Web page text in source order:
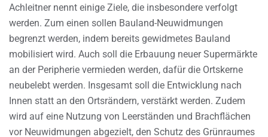
Achleitner nennt einige Ziele, die insbesondere verfolgt
werden. Zum einen sollen Bauland-Neuwidmungen
begrenzt werden, indem bereits gewidmetes Bauland
mobilisiert wird. Auch soll die Erbauung neuer Supermärkte
an der Peripherie vermieden werden, dafür die Ortskerne
neubelebt werden. Insgesamt soll die Entwicklung nach
Innen statt an den Ortsrändern, verstärkt werden. Zudem
wird auf eine Nutzung von Leerständen und Brachflächen
vor Neuwidmungen abgezielt, den Schutz des Grünraumes